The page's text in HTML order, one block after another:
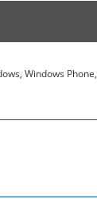
Windows Phone,